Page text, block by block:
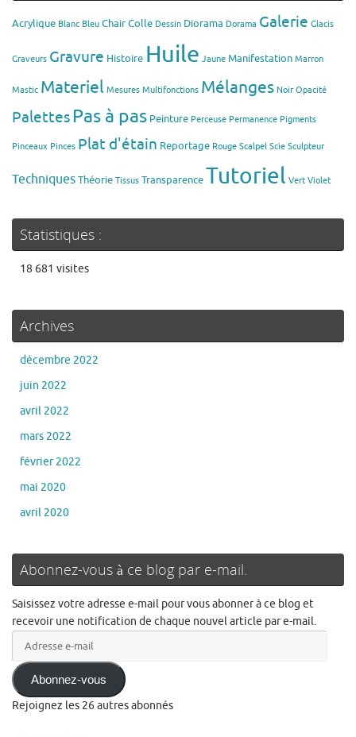
Acrylique Blanc Bleu ChairColle Dessin Diorama Dorama Galerie Glacis
Graveurs Gravure Histoire Huile Jaune Manifestation Marron
Mastic Materiel Mesures Multifonctions Mélanges Noir Opacité
Palettes Pas à pas Peinture Perceuse Permanence Pigments
Pinceaux Pinces Plat d'étain Reportage Rouge Scalpel Scie Sculpteur
TechniquesThéorie Tissus TransparenceTutoriel Vert Violet
Statistiques :
18 681 visites
Archives
décembre 2022
juin 2022
avril 2022
mars 2022
février 2022
mai 2020
avril 2020
Abonnez-vous à ce blog par e-mail.
Saisissez votre adresse e-mail pour vous abonner à ce blog et
recevoir une notification de chaque nouvel article par e-mail.
mail Abonnez-vous
Rejoignez les 26 autres abonnés